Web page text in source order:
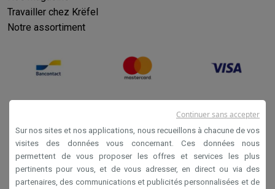
Travailler chez Krëfel
Notre assortiment
Conditions générales de vente
Sur nos sites et nos applications, nous recueillons à chacune de vos
visites des données vous concernant. Ces données nous
permettent de vous proposer les offres et services les plus
pertinents pour vous, et de vous adresser, en direct ou via des
partenaires, des communications et publicités personnalisées et de
Continuer sans accepter